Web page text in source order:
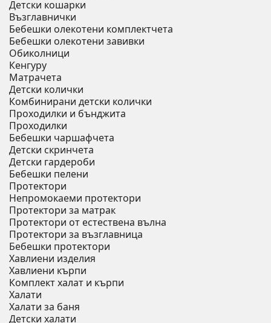
Детски кошарки
Възглавнички
Бебешки oлекотени комплектчета
Бебешки олекотени завивки
Обиколници
Кенгуру
Матрачета
Детски колички
Комбинирани детски колички
Проходилки и бънджита
Проходилки
Бебешки чаршафчета
Детски скринчета
Детски гардероби
Бебешки пелени
Протектори
Непромокаеми протектори
Протектори за матрак
Протектори от естествена вълна
Протектори за възглавница
Бебешки протектори
Хавлиени изделия
Хавлиени кърпи
Комплект халат и кърпи
Халати
Халати за баня
Детски халати